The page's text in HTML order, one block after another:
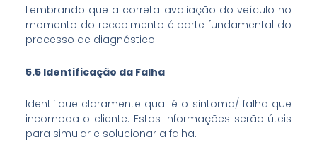
Lembrando que a correta avaliação do veículo no
momento do recebimento é parte fundamental do
processo de diagnóstico.
5.5 Identificação da Falha
Identifique claramente qual é o sintoma/ falha que
incomoda o cliente. Estas informações serão úteis
para simular e solucionar a falha.